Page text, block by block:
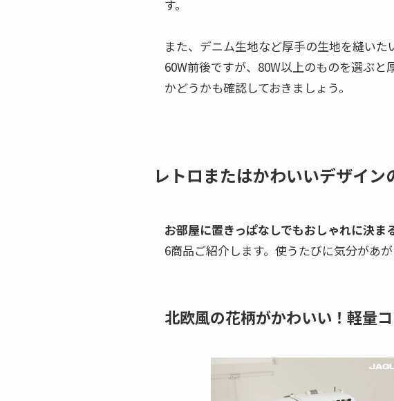
す。
また、デニム生地など厚手の生地を縫い
60W前後ですが、80W以上のものを選ぶ
かどうかも確認しておきましょう。
レトロまたはかわいいデザイ
お部屋に置きっぱなしでもおしゃれに決ま
6商品ご紹介します。使うたびに気分があ
北欧風の花柄がかわいい！軽量